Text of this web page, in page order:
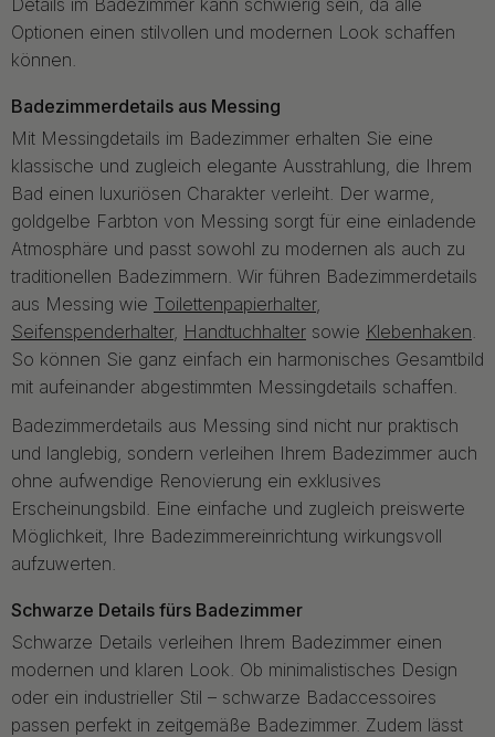
Optionen einen stilvollen und modernen Look schaffen
können.
Badezimmerdetails aus Messing
Mit Messingdetails im Badezimmer erhalten Sie eine
klassische und zugleich elegante Ausstrahlung, die Ihrem
Bad einen luxuriösen Charakter verleiht. Der warme,
goldgelbe Farbton von Messing sorgt für eine einladende
Atmosphäre und passt sowohl zu modernen als auch zu
traditionellen Badezimmern. Wir führen Badezimmerdetails
aus Messing wie Toilettenpapierhalter,
Seifenspenderhalter, Handtuchhalter sowie Klebenhaken
So können Sie ganz einfach ein harmonisches Gesamtbild
mit aufeinander abgestimmten Messingdetails schaffen.
Badezimmerdetails aus Messing sind nicht nur praktisch
und langlebig, sondern verleihen Ihrem Badezimmer auch
ohne aufwendige Renovierung ein exklusives
Erscheinungsbild. Eine einfache und zugleich preiswerte
Möglichkeit, Ihre Badezimmereinrichtung wirkungsvoll
aufzuwerten.
Schwarze Details fürs Badezimmer
Schwarze Details verleihen Ihrem Badezimmer einen
modernen und klaren Look. Ob minimalistisches Design
oder ein industrieller Stil – schwarze Badaccessoires
passen perfekt in zeitgemäße Badezimmer. Zudem lässt